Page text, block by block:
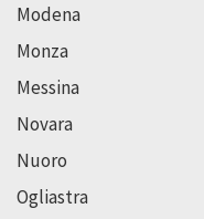
Modena
Monza
Messina
Novara
Nuoro
Ogliastra